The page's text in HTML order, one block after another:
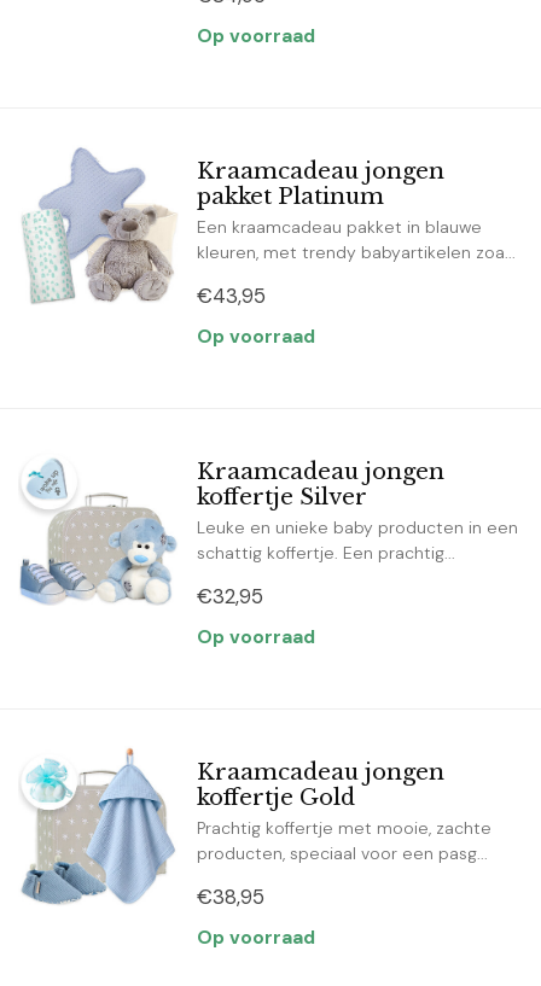
Op voorraad
Kraamcadeau jongen
pakket Platinum
Een kraamcadeau pakket in blauwe
kleuren, met trendy babyartikelen zoa...
€43,95
Op voorraad
Kraamcadeau jongen
koffertje Silver
Leuke en unieke baby producten in een
schattig koffertje. Een prachtig...
€32,95
Op voorraad
Kraamcadeau jongen
koffertje Gold
Prachtig koffertje met mooie, zachte
producten, speciaal voor een pasg...
€38,95
Op voorraad